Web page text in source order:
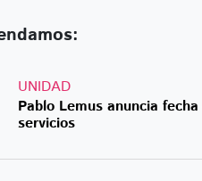
UNIDAD
Pablo Lemus anuncia
servicios